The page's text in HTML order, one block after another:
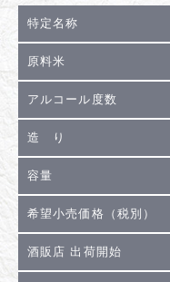
特定名称
原料米
アルコール度数
造 り
容量
希望小売価格（税別）
酒販店 出荷開始